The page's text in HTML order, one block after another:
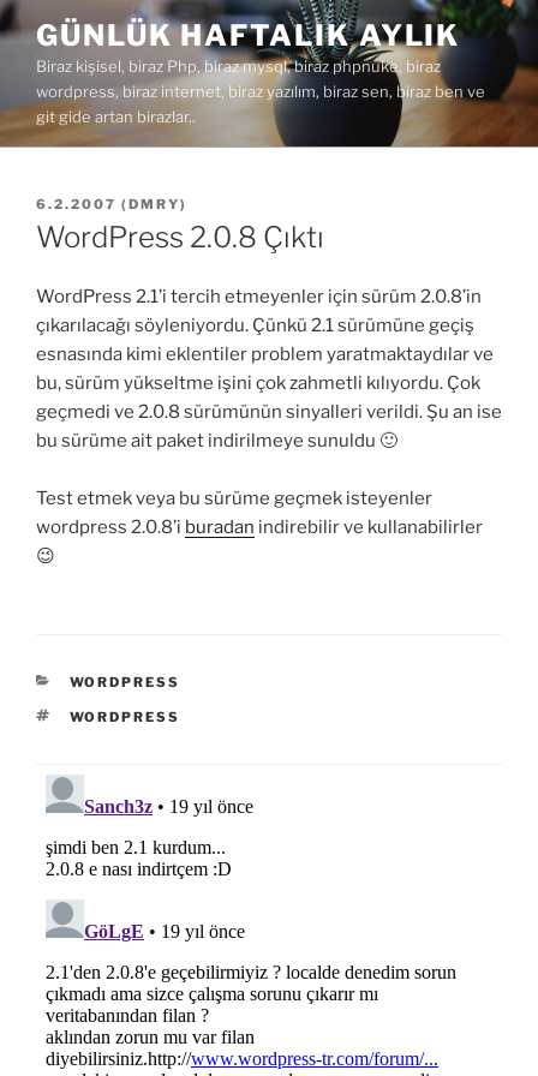
İçeriğe
geç
GÜNLÜK HAFTALIK AYLIK
Biraz kişisel, biraz Php, biraz mysql, biraz phpnuke, biraz
wordpress, biraz internet, biraz yazılım, biraz sen, biraz ben ve
git gide artan birazlar..
YAYIM
TARIHI
6.2.2007 ( DMRY)
WordPress 2.0.8 Çıktı
WordPress 2.1’i tercih etmeyenler için sürüm 2.0.8’in
çıkarılacağı söyleniyordu. Çünkü 2.1 sürümüne geçiş
esnasında kimi eklentiler problem yaratmaktaydılar ve
bu, sürüm yükseltme işini çok zahmetli kılıyordu. Çok
geçmedi ve 2.0.8 sürümünün sinyalleri verildi. Şu an ise
bu sürüme ait paket indirilmeye sunuldu 🙂
Test etmek veya bu sürüme geçmek isteyenler
wordpress 2.0.8’i buradan indirebilir ve kullanabilirler
😉
KATEGORILER
WORDPRESS
ETIKETLER
WORDPRESS